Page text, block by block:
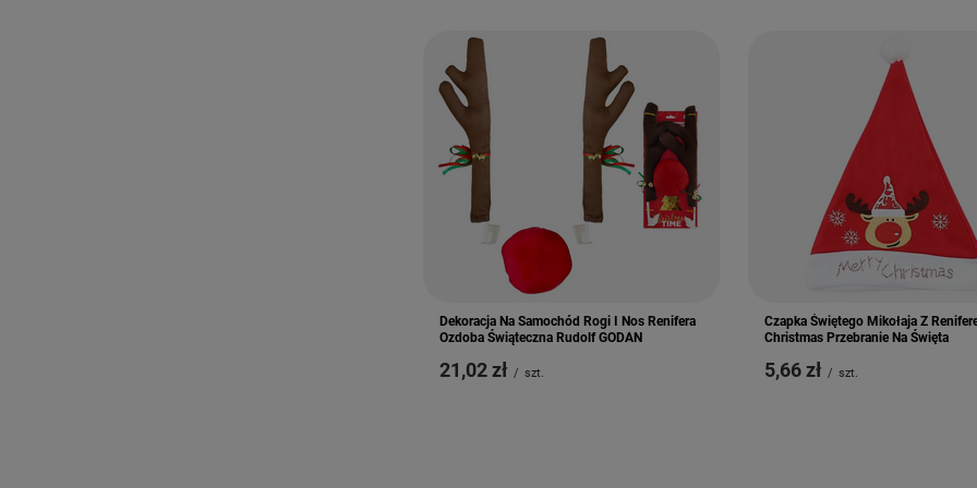
Dekoracja Na Samochód Rogi I Nos Renifera
Ozdoba Świąteczna Rudolf GODAN
21,02 zł / szt.
Czapka Świętego Mikołaja Z
Christmas Przebranie Na Święta
5,66 zł / szt.